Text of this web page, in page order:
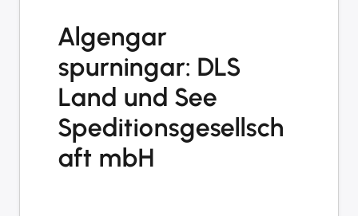
Algengar
spurningar: DLS
Land und See
Speditionsgesellsch
aft mbH